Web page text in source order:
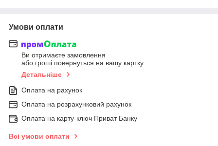
Умови оплати
Ви отримаєте замовлення
або гроші повернуться на вашу картку
Детальніше
Оплата на рахунок
Оплата на розрахунковий рахунок
Оплата на карту-ключ Приват Банку
Всі умови оплати